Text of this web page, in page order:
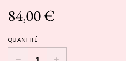
84,00 €
QUANTITÉ